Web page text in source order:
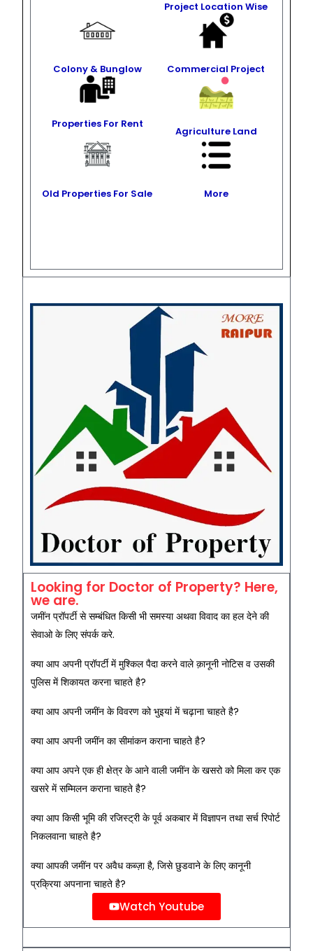
Project Location Wise
Colony & Bunglow Commercial Project
Properties For Rent
Agriculture Land
Old Properties For Sale More
Looking for Doctor of Property? Here,
we are.
जमींन प्रॉपर्टी से सम्बंधित किसी भी समस्या अथवा विवाद का हल देने की
सेवाओ के लिए संपर्क करे.
क्या आप अपनी प्रॉपर्टी में मुश्किल पैदा करने वाले क़ानूनी नोटिस व उसकी
पुलिस में शिकायत करना चाहते है?
क्या आप अपनी जमींन के विवरण को भुइयां में चढ़ाना चाहते है?
क्या आप अपनी जमींन का सीमांकन कराना चाहते है?
क्या आप अपने एक ही क्षेत्र के आने वाली जमींन के खसरो को मिला कर एक
खसरे में सम्मिलन कराना चाहते है?
क्या आप किसी भूमि की रजिस्ट्री के पूर्व अकबार में विज्ञापन तथा सर्च रिपोर्ट
निकलवाना चाहते है?
क्या आपकी जमींन पर अवैध कब्ज़ा है, जिसे छुडवाने के लिए कानूनी
प्रक्रिया अपनाना चाहते है?
Watch Youtube